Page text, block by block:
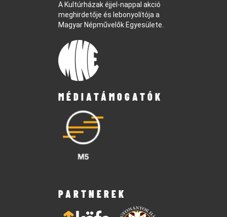
A Kultúrházak éjjel-nappal akció
meghirdetője és lebonyolítója a
Magyar Népművelők Egyesülete.
MÉDIATÁMOGATÓK
PARTNEREK